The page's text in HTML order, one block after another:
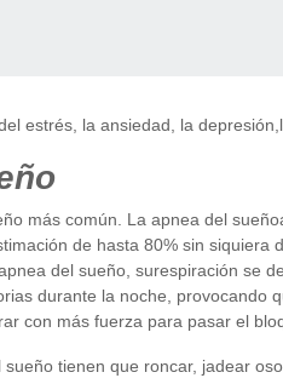
estrés, la ansiedad, la
más común. La apnea del
de hasta 80% sin
del sueño, surespiración se
durante la noche, provocando
con más fuerza para pasar el
tienen que roncar, jadear